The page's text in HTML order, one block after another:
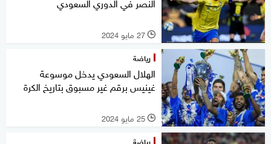
l 27 مايو 2024
رياضة
الهلال السعودي يدخل موسوعة
غينيس برقم غير مسبوق بتاريخ الكرة
l 25 مايو 2024
رياضة